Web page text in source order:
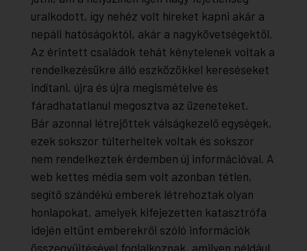
uralkodott, így nehéz volt híreket kapni akár a
nepáli hatóságoktól, akár a nagykövetségektől.
Az érintett családok tehát kénytelenek voltak a
rendelkezésükre álló eszközökkel kereséseket
indítani, újra és újra megismételve és
fáradhatatlanul megosztva az üzeneteket.
Bár azonnal létrejöttek válságkezelő egységek,
ezek sokszor túlterheltek voltak és sokszor
nem rendelkeztek érdemben új információval. A
web kettes média sem volt azonban tétlen,
segítő szándékú emberek létrehoztak olyan
honlapokat, amelyek kifejezetten katasztrófa
idején eltűnt emberekről szóló információk
összegyűjtésével foglalkoznak, amilyen például